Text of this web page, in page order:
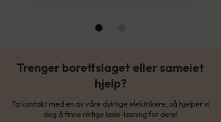
Trenger borettslaget eller sameiet
hjelp?
Ta kontakt med en av våre dyktige elektrikere, så hjelper vi
deg å finne riktige lade-løsning for dere!